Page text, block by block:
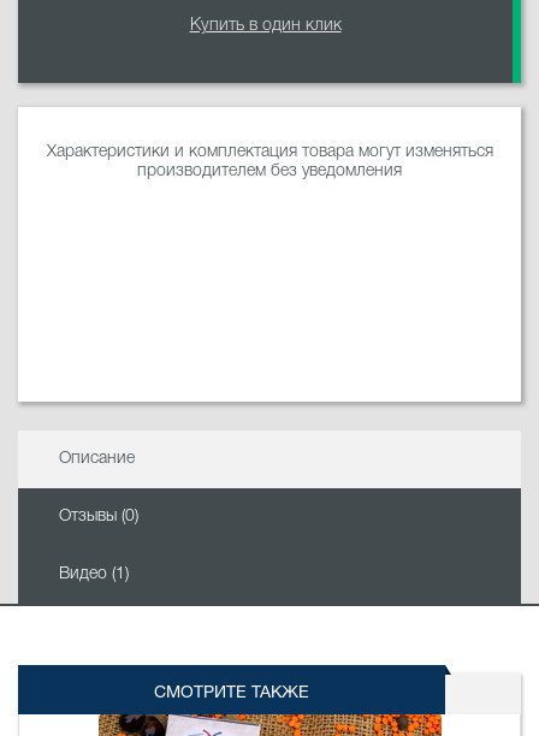
Купить в один клик
Характеристики и комплектация товара могут изменяться
производителем без уведомления
Описание
Отзывы (0)
Видео (1)
СМОТРИТЕ ТАКЖЕ